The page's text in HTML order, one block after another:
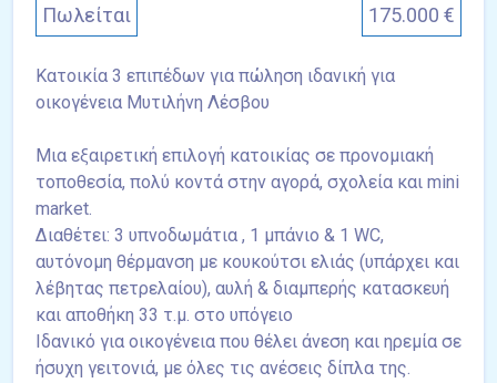
Πωλείται 175.000 €
Κατοικία 3 επιπέδων για πώληση ιδανική για
οικογένεια Μυτιλήνη Λέσβου
Μια εξαιρετική επιλογή κατοικίας σε προνομιακή
τοποθεσία, πολύ κοντά στην αγορά, σχολεία και mini
market.
Διαθέτει: 3 υπνοδωμάτια , 1 μπάνιο & 1 WC,
αυτόνομη θέρμανση με κουκούτσι ελιάς (υπάρχει και
λέβητας πετρελαίου), αυλή & διαμπερής κατασκευή
και αποθήκη 33 τ.μ. στο υπόγειο
Ιδανικό για οικογένεια που θέλει άνεση και ηρεμία σε
ήσυχη γειτονιά, με όλες τις ανέσεις δίπλα της.